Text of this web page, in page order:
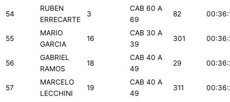
54
RUBEN
ERRECARTE
3
CAB 60 A
69
82
55
MARIO
GARCIA
16
CAB 30 A
39
301
56
GABRIEL
RAMOS
18
CAB 40 A
49
29
57
MARCELO
LECCHINI
19
CAB 40 A
49
311